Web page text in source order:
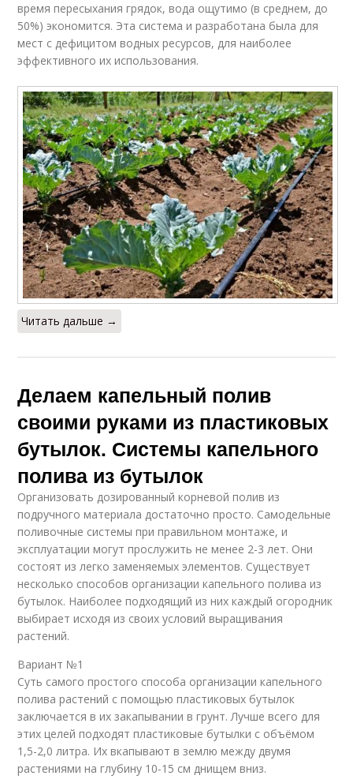
время пересыхания грядок, вода ощутимо (в среднем, до
50%) экономится. Эта система и разработана была для
мест с дефицитом водных ресурсов, для наиболее
эффективного их использования.
Читать дальше →
Делаем капельный полив
своими руками из пластиковых
бутылок. Системы капельного
полива из бутылок
Организовать дозированный корневой полив из
подручного материала достаточно просто. Самодельные
поливочные системы при правильном монтаже, и
эксплуатации могут прослужить не менее 2-3 лет. Они
состоят из легко заменяемых элементов. Существует
несколько способов организации капельного полива из
бутылок. Наиболее подходящий из них каждый огородник
выбирает исходя из своих условий выращивания
растений.
Вариант №1
Суть самого простого способа организации капельного
полива растений с помощью пластиковых бутылок
заключается в их закапывании в грунт. Лучше всего для
этих целей подходят пластиковые бутылки с объёмом
1,5-2,0 литра. Их вкапывают в землю между двумя
растениями на глубину 10-15 см днищем вниз.